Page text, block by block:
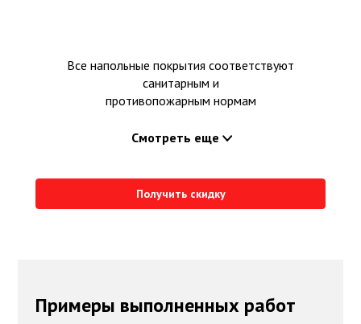
Все напольные покрытия соответствуют
санитарным и
противопожарным нормам
Смотреть еще
Получить скидку
Примеры выполненных работ